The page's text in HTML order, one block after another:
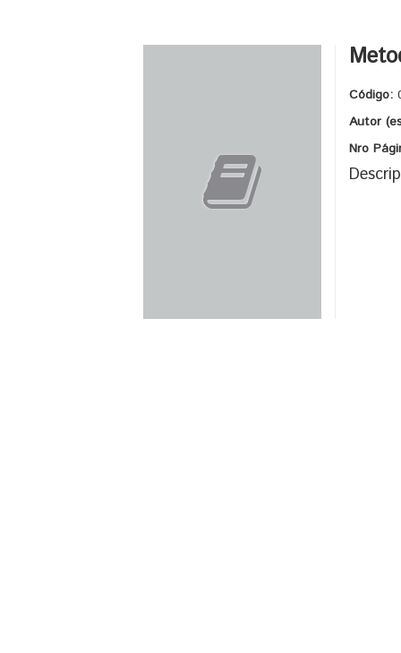
Código:
Autor
Nro